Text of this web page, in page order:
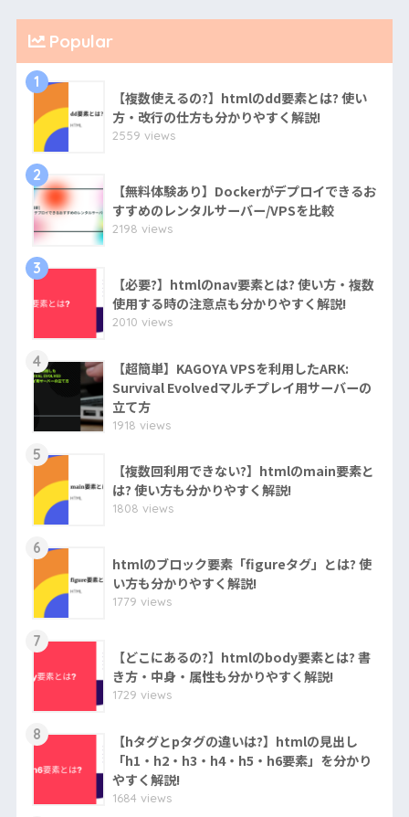
Popular
1
【複数使えるの?】htmlのdd要素とは? 使い
方・改行の仕方も分かりやすく解説!
2559 views
2
【無料体験あり】Dockerがデプロイできるお
すすめのレンタルサーバー/VPSを比較
2198 views
3
【必要?】htmlのnav要素とは? 使い方・複数
使用する時の注意点も分かりやすく解説!
2010 views
4
【超簡単】KAGOYA VPSを利用したARK:
Survival Evolvedマルチプレイ用サーバーの
立て方
1918 views
5
【複数回利用できない?】htmlのmain要素と
は? 使い方も分かりやすく解説!
1808 views
6
htmlのブロック要素「figureタグ」とは? 使
い方も分かりやすく解説!
1779 views
7
【どこにあるの?】htmlのbody要素とは? 書
き方・中身・属性も分かりやすく解説!
1729 views
8
【hタグとpタグの違いは?】htmlの見出し
「h1・h2・h3・h4・h5・h6要素」を分かり
やすく解説!
1684 views